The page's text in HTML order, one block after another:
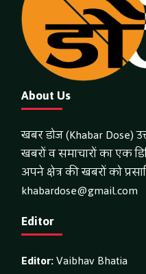
About Us
खबर डोज (Khabar Dose)
खबरों व समाचारों का एक
अपने क्षेत्र की खबरों को
khabardose@gmail.com
Editor
Editor:Vaibhav Bhatia